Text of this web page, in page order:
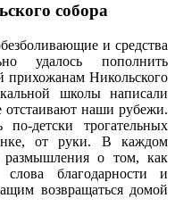
собора
и средства
удалось пополнить
прихожанам Никольского
школы написали
отстаивают наши рубежи.
детски трогательных
от руки. В каждом
размышления о том, как
благодарности и
возвращаться домой